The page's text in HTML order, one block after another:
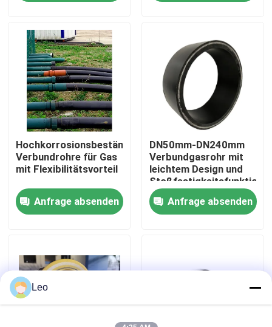
VR Show
Über uns
Fabrik Tour
Qualitätskontrolle
Kontakt
Referenzen
Verstärkte thermoplastische Rohre
Hochkorrosionsbeständige
Verbundrohre für Gas
mit Flexibilitätsvorteil
Anfrage absenden
DN50mm-DN240mm
Verbundgasrohr mit
leichtem Design und
Stoßfestigkeitsfunktion
Anfrage absenden
Leo